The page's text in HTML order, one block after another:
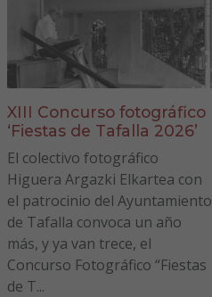
XIII Concurso fotográfico
‘Fiestas de Tafalla 2026’
El colectivo fotográfico
Higuera Argazki Elkartea con
el patrocinio del Ayuntamiento
de Tafalla convoca un año
más, y ya van trece, el
Concurso Fotográfico “Fiestas
de T...